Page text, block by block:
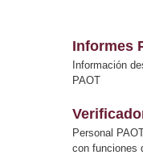
Informes
Información
PAOT
Personal
con funciones